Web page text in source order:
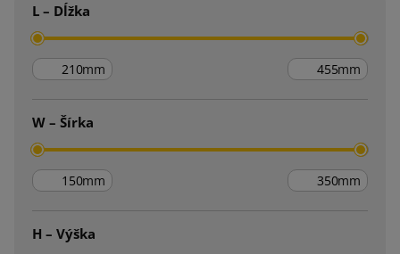
L – Dĺžka
mm mm
W – Šírka
mm mm
H – Výška